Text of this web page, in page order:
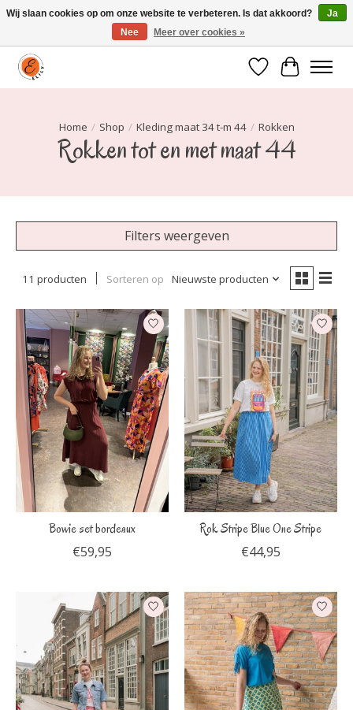
Elily is er om jou te laten stralen! Mode vanaf maat 34 t/m 54
Verlanglijst
Home / Shop / Kleding maat 34 t-m 44 / Rokken
Rokken tot en met maat 44
Filters weergeven
11 producten Sorteren op Nieuwste producten
Bowie set bordeaux
€59,95
Rok Stripe Blue One Stripe
€44,95
Wij slaan cookies op om onze website te verbeteren. Is dat akkoord?
Ja
Nee
Meer over cookies »